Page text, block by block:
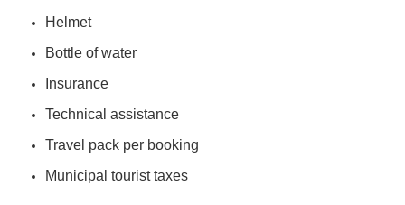
Helmet
Bottle of water
Insurance
Technical assistance
Travel pack per booking
Municipal tourist taxes